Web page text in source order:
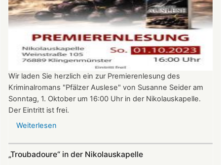
Wir laden Sie herzlich ein zur Premierenlesung des
Kriminalromans "Pfälzer Auslese" von Susanne Seider am
Sonntag, 1. Oktober um 16:00 Uhr in der Nikolauskapelle.
Der Eintritt ist frei.
Weiterlesen
Auslese"
„Troubadoure“ in der Nikolauskapelle